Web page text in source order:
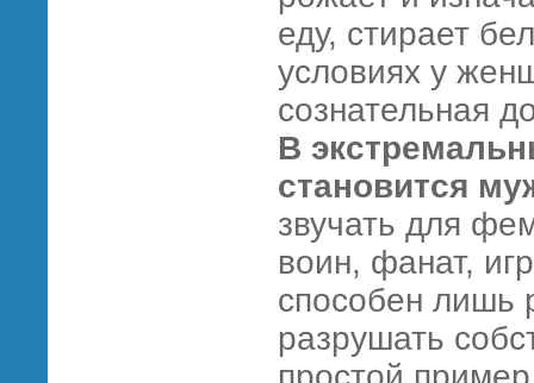
еду, стирает
условиях у
сознательная
В
становится
звучать для
воин, фанат,
способен лишь
разрушать